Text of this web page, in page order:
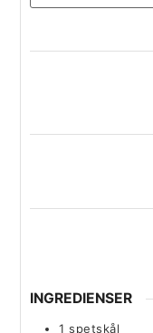
INGREDIENSER
1 spetskål